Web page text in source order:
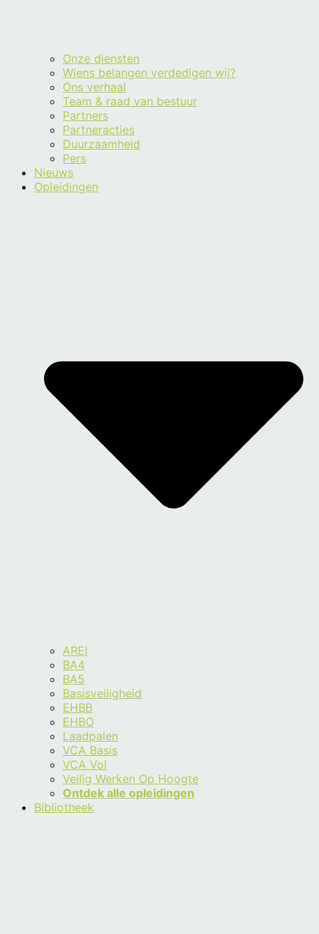
Onze diensten
Wiens belangen verdedigen wij?
Ons verhaal
Team & raad van bestuur
Partners
Partneracties
Duurzaamheid
Pers
Nieuws
Opleidingen
AREI
BA4
BA5
Basisveiligheid
EHBB
EHBO
Laadpalen
VCA Basis
VCA Vol
Veilig Werken Op Hoogte
Ontdek alle opleidingen
Bibliotheek